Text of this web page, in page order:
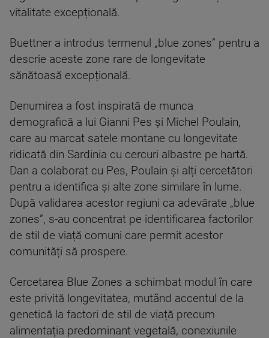
vitalitate excepțională.
Buettner a introdus termenul „blue zones” pentru a
descrie aceste zone rare de longevitate
sănătoasă excepțională.
Denumirea a fost inspirată de munca
demografică a lui Gianni Pes și Michel Poulain,
care au marcat satele montane cu longevitate
ridicată din Sardinia cu cercuri albastre pe hartă.
Dan a colaborat cu Pes, Poulain și alți cercetători
pentru a identifica și alte zone similare în lume.
După validarea acestor regiuni ca adevărate „blue
zones”, s-au concentrat pe identificarea factorilor
de stil de viață comuni care permit acestor
comunități să prospere.
Cercetarea Blue Zones a schimbat modul în care
este privită longevitatea, mutând accentul de la
genetică la factori de stil de viață precum
alimentația predominant vegetală, conexiunile